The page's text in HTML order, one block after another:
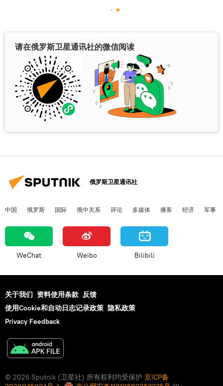
请在俄罗斯卫星通讯社的微信阅读
俄罗斯卫星通讯社
中国 俄罗斯 国际 俄中关系 评论 多媒体 播客 经济 军事
WeChat Weibo Bilibili
关于我们 资料使用条款 反馈
使用Cookie和自动日志记录政策 隐私政策
Privacy Feedback
© 2026 Sputnik (卫星社) 所有权利均受保护 京ICP备